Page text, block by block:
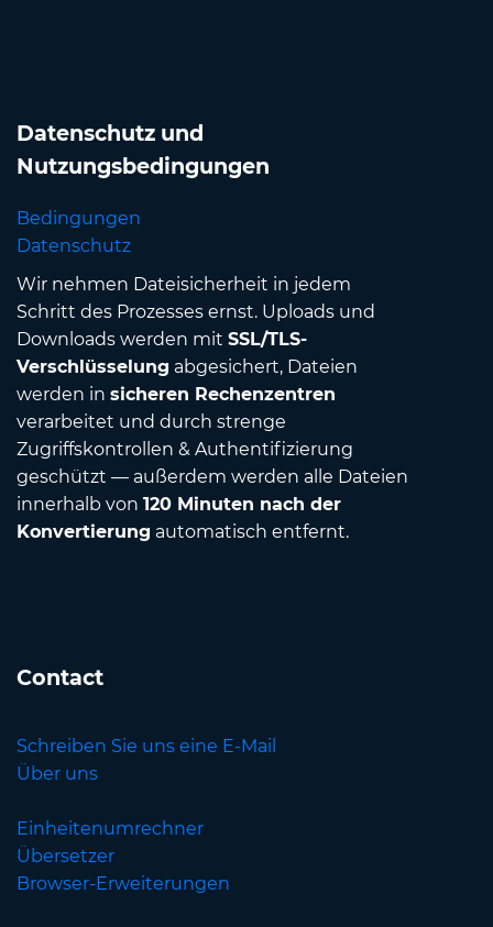
Datenschutz und
Nutzungsbedingungen
Bedingungen
Datenschutz
Wir nehmen Dateisicherheit in jedem
Schritt des Prozesses ernst. Uploads und
Downloads werden mit SSL/TLS-
Verschlüsselung abgesichert, Dateien
werden in sicheren Rechenzentren
verarbeitet und durch strenge
Zugriffskontrollen & Authentifizierung
geschützt — außerdem werden alle Dateien
innerhalb von 120 Minuten nach der
Konvertierung automatisch entfernt.
Contact
Schreiben Sie uns eine E-Mail
Über uns
Einheitenumrechner
Übersetzer
Browser-Erweiterungen